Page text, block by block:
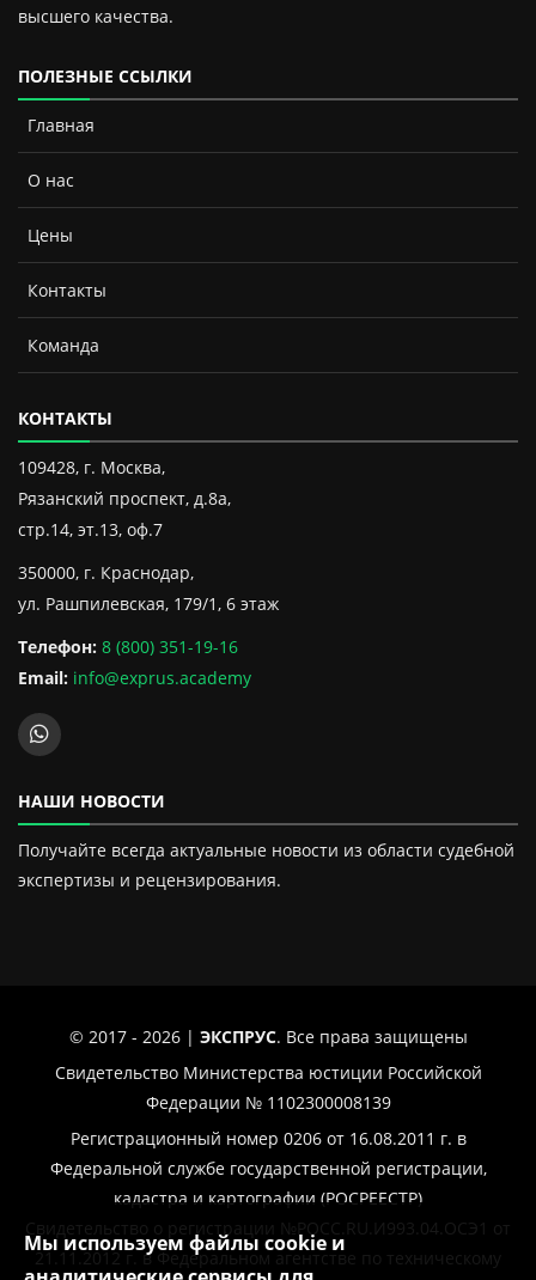
высшего качества.
ПОЛЕЗНЫЕ ССЫЛКИ
Главная
О нас
Цены
Контакты
Команда
КОНТАКТЫ
109428, г. Москва,
Рязанский проспект, д.8а,
стр.14, эт.13, оф.7
350000, г. Краснодар,
ул. Рашпилевская, 179/1, 6 этаж
Телефон: 8 (800) 351-19-16
Email: info@exprus.academy
НАШИ НОВОСТИ
Получайте всегда актуальные новости из области судебной
экспертизы и рецензирования.
© 2017 - 2026 | ЭКСПРУС. Все права защищены
Свидетельство Министерства юстиции Российской
Федерации № 1102300008139
Регистрационный номер 0206 от 16.08.2011 г. в
Федеральной службе государственной регистрации,
кадастра и картографии (РОСРЕЕСТР)
Свидетельство о регистрации №РОСС.RU.И993.04.ОСЭ1 от
21.11.2012 г. в Федеральном агентстве по техническому
Мы используем файлы cookie и